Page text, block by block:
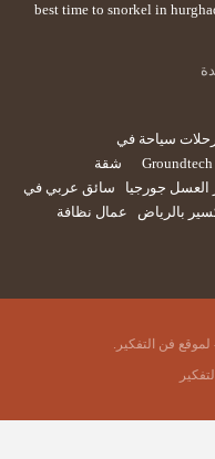
best time to snorkel in
سياحة في
شقة
جورجيا
سائق عربي في
بالرياض
عمال نظافة